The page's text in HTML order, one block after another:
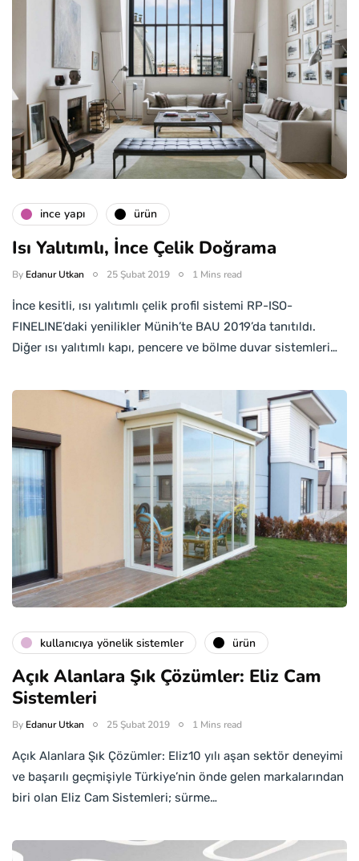
i̇nce yapı ürün
Isı Yalıtımlı, İnce Çelik Doğrama
By Edanur Utkan 25 Şubat 2019 1 Mins read
İnce kesitli, ısı yalıtımlı çelik profil sistemi RP-ISO-
FINELINE’daki yenilikler Münih’te BAU 2019’da tanıtıldı.
Diğer ısı yalıtımlı kapı, pencere ve bölme duvar sistemleri…
kullanıcıya yönelik sistemler ürün
Açık Alanlara Şık Çözümler: Eliz Cam
Sistemleri
By Edanur Utkan 25 Şubat 2019 1 Mins read
Açık Alanlara Şık Çözümler: Eliz10 yılı aşan sektör deneyimi
ve başarılı geçmişiyle Türkiye’nin önde gelen markalarından
biri olan Eliz Cam Sistemleri; sürme…